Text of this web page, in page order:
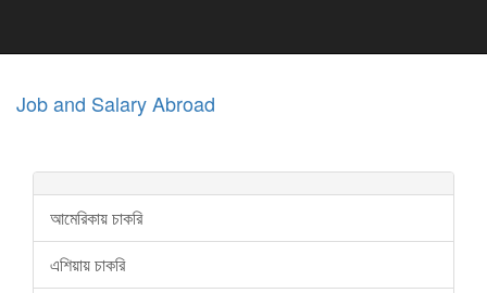
Job and Salary Abroad
আমেরিকায় চাকরি
এশিয়ায় চাকরি